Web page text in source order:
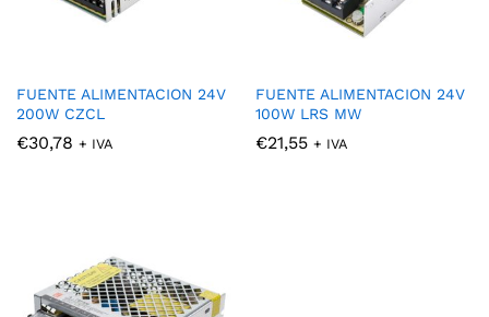
FUENTE ALIMENTACION 24V
200W CZCL
€30,78 + IVA
FUENTE ALIMENTACION 24V
100W LRS MW
€21,55 + IVA